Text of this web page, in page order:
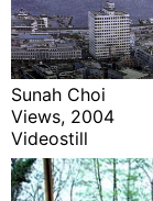
Sunah Choi
Views, 2004
Videostill